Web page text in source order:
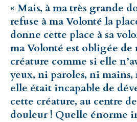
« Mais, à ma très grande
refuse à ma Volonté la
donne cette place à sa
ma Volonté est obligée de
créature comme si elle
yeux, ni paroles, ni
elle était incapable de
cette créature, au centre
douleur ! Quelle énorme